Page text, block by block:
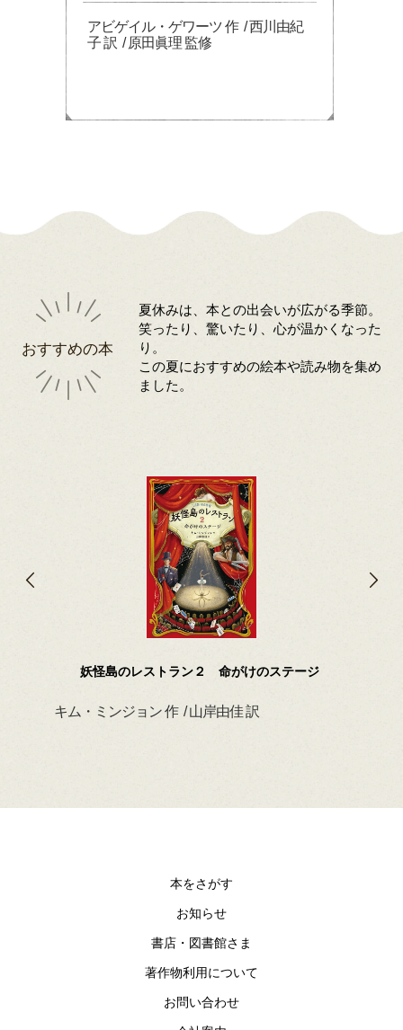
アビゲイル・ゲワーツ 作 / 西川由紀
子 訳 / 原田眞理 監修
おすすめの本
夏休みは、本との出会いが広がる季節。
笑ったり、驚いたり、心が温かくなった
り。
この夏におすすめの絵本や読み物を集め
ました。
妖怪島のレストラン２ 命がけのステージ
キム・ミンジョン 作 / 山岸由佳 訳
本をさがす
お知らせ
書店・図書館さま
著作物利用について
お問い合わせ